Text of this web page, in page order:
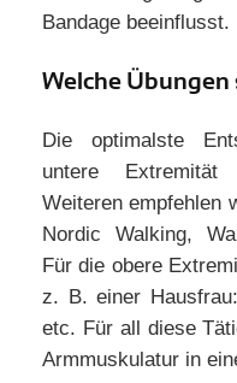
Bandage beeinflusst.
Welche
Die optimalste
untere
Weiteren empfehlen
Nordic Walking,
Für die obere
z. B. einer
etc. Für all diese
Armmuskulatur in